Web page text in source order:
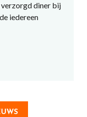
verzorgd diner bij
iedereen